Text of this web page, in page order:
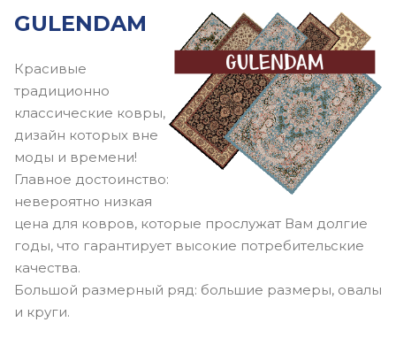
GULENDAM
Красивые
традиционно
классические ковры,
дизайн которых вне
моды и времени!
Главное достоинство:
невероятно низкая
цена для ковров, которые прослужат Вам долгие
годы, что гарантирует высокие потребительские
качества.
Большой размерный ряд: большие размеры, овалы
и круги.